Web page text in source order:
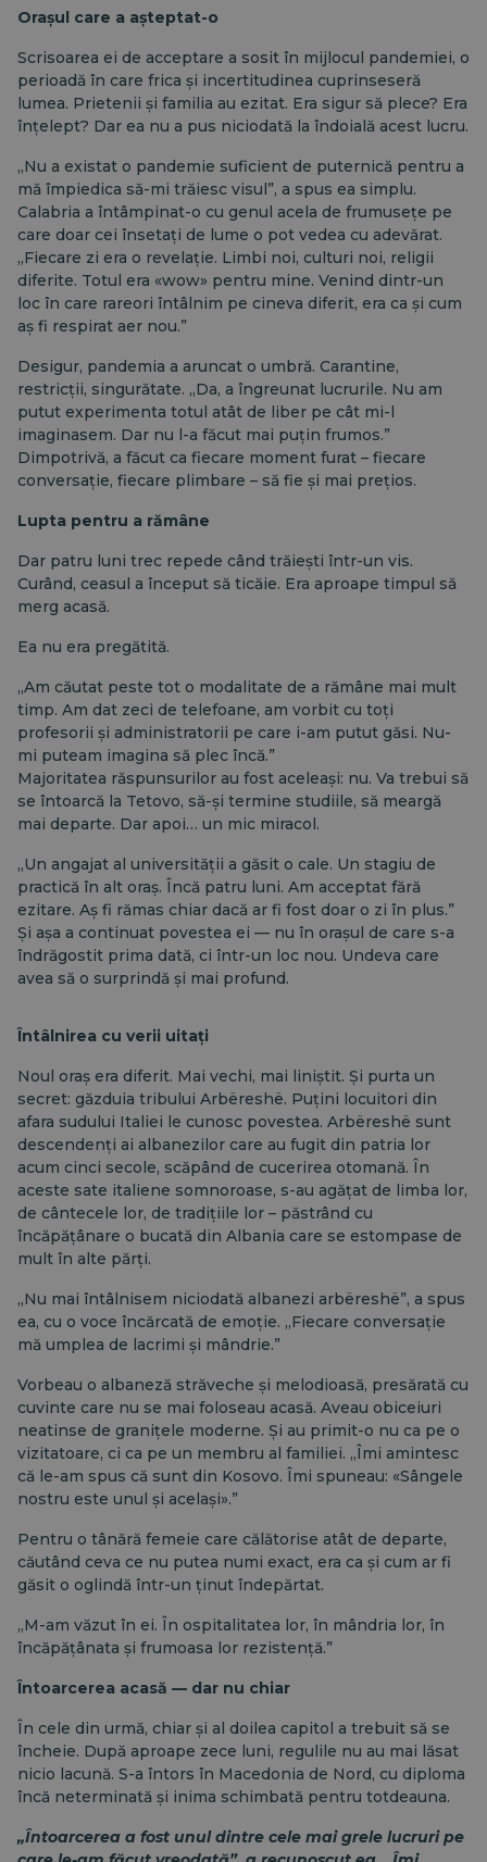
Orașul care a așteptat-o
Scrisoarea ei de acceptare a sosit în mijlocul pandemiei, o
perioadă în care frica și incertitudinea cuprinseseră
lumea. Prietenii și familia au ezitat. Era sigur să plece? Era
înțelept? Dar ea nu a pus niciodată la îndoială acest lucru.
„Nu a existat o pandemie suficient de puternică pentru a
mă împiedica să-mi trăiesc visul”, a spus ea simplu.
Calabria a întâmpinat-o cu genul acela de frumusețe pe
care doar cei însetați de lume o pot vedea cu adevărat.
„Fiecare zi era o revelație. Limbi noi, culturi noi, religii
diferite. Totul era «wow» pentru mine. Venind dintr-un
loc în care rareori întâlnim pe cineva diferit, era ca și cum
aș fi respirat aer nou.”
Desigur, pandemia a aruncat o umbră. Carantine,
restricții, singurătate. „Da, a îngreunat lucrurile. Nu am
putut experimenta totul atât de liber pe cât mi-l
imaginasem. Dar nu l-a făcut mai puțin frumos.”
Dimpotrivă, a făcut ca fiecare moment furat – fiecare
conversație, fiecare plimbare – să fie și mai prețios.
Lupta pentru a rămâne
Dar patru luni trec repede când trăiești într-un vis.
Curând, ceasul a început să ticăie. Era aproape timpul să
merg acasă.
Ea nu era pregătită.
„Am căutat peste tot o modalitate de a rămâne mai mult
timp. Am dat zeci de telefoane, am vorbit cu toți
profesorii și administratorii pe care i-am putut găsi. Nu-
mi puteam imagina să plec încă.”
Majoritatea răspunsurilor au fost aceleași: nu. Va trebui să
se întoarcă la Tetovo, să-și termine studiile, să meargă
mai departe. Dar apoi… un mic miracol.
„Un angajat al universității a găsit o cale. Un stagiu de
practică în alt oraș. Încă patru luni. Am acceptat fără
ezitare. Aș fi rămas chiar dacă ar fi fost doar o zi în plus.”
Și așa a continuat povestea ei — nu în orașul de care s-a
îndrăgostit prima dată, ci într-un loc nou. Undeva care
avea să o surprindă și mai profund.
Întâlnirea cu verii uitați
Noul oraș era diferit. Mai vechi, mai liniștit. Și purta un
secret: găzduia tribului Arbëreshë. Puțini locuitori din
afara sudului Italiei le cunosc povestea. Arbëreshë sunt
descendenți ai albanezilor care au fugit din patria lor
acum cinci secole, scăpând de cucerirea otomană. În
aceste sate italiene somnoroase, s-au agățat de limba lor,
de cântecele lor, de tradițiile lor – păstrând cu
încăpățânare o bucată din Albania care se estompase de
mult în alte părți.
„Nu mai întâlnisem niciodată albanezi arbëreshë”, a spus
ea, cu o voce încărcată de emoție. „Fiecare conversație
mă umplea de lacrimi și mândrie.”
Vorbeau o albaneză străveche și melodioasă, presărată cu
cuvinte care nu se mai foloseau acasă. Aveau obiceiuri
neatinse de granițele moderne. Și au primit-o nu ca pe o
vizitatoare, ci ca pe un membru al familiei. „Îmi amintesc
că le-am spus că sunt din Kosovo. Îmi spuneau: «Sângele
nostru este unul și același».”
Pentru o tânără femeie care călătorise atât de departe,
căutând ceva ce nu putea numi exact, era ca și cum ar fi
găsit o oglindă într-un ținut îndepărtat.
„M-am văzut în ei. În ospitalitatea lor, în mândria lor, în
încăpățânata și frumoasa lor rezistență.”
Întoarcerea acasă — dar nu chiar
În cele din urmă, chiar și al doilea capitol a trebuit să se
încheie. După aproape zece luni, regulile nu au mai lăsat
nicio lacună. S-a întors în Macedonia de Nord, cu diploma
încă neterminată și inima schimbată pentru totdeauna.
„Întoarcerea a fost unul dintre cele mai grele lucruri pe